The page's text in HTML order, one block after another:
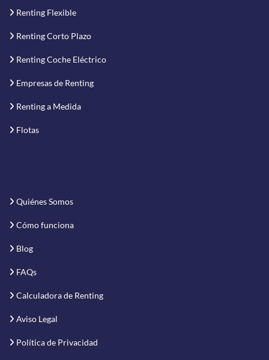
Renting Flexible
Renting Corto Plazo
Renting Coche Eléctrico
Empresas de Renting
Renting a Medida
Flotas
Quiénes Somos
Cómo funciona
Blog
FAQs
Calculadora de Renting
Aviso Legal
Política de Privacidad